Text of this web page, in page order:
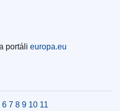
portáli europa.eu
7 8 9 10 11